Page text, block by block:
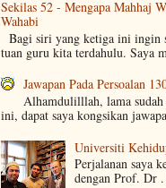
Sekilas 52 - Mengapa Mahhaj
Wahabi
Bagi siri yang ketiga ini ingin
tuan guru kita terdahulu. Saya
Jawapan Pada Persoalan
Alhamdulilllah, lama sudah
ini, dapat saya kongsikan
Universiti
Perjalanan saya
dengan Prof. Dr